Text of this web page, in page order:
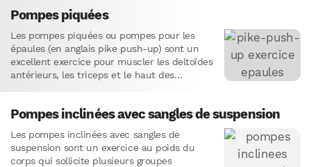
Pompes piquées
Les pompes piquées ou pompes pour les
épaules (en anglais pike push-up) sont un
excellent exercice pour muscler les deltoïdes
antérieurs, les triceps et le haut des
Pompes inclinées avec sangles de suspension
Les pompes inclinées avec sangles de
suspension sont un exercice au poids du
corps qui sollicite plusieurs groupes